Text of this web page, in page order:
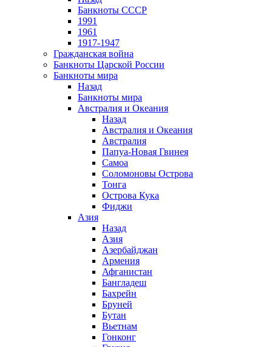
Банкноты СССР
1991
1961
1917-1947
Гражданская война
Банкноты Царской России
Банкноты мира
Назад
Банкноты мира
Австралия и Океания
Назад
Австралия и Океания
Австралия
Папуа-Новая Гвинея
Самоа
Соломоновы Острова
Тонга
Острова Кука
Фиджи
Азия
Назад
Азия
Азербайджан
Армения
Афганистан
Бангладеш
Бахрейн
Бруней
Бутан
Вьетнам
Гонконг